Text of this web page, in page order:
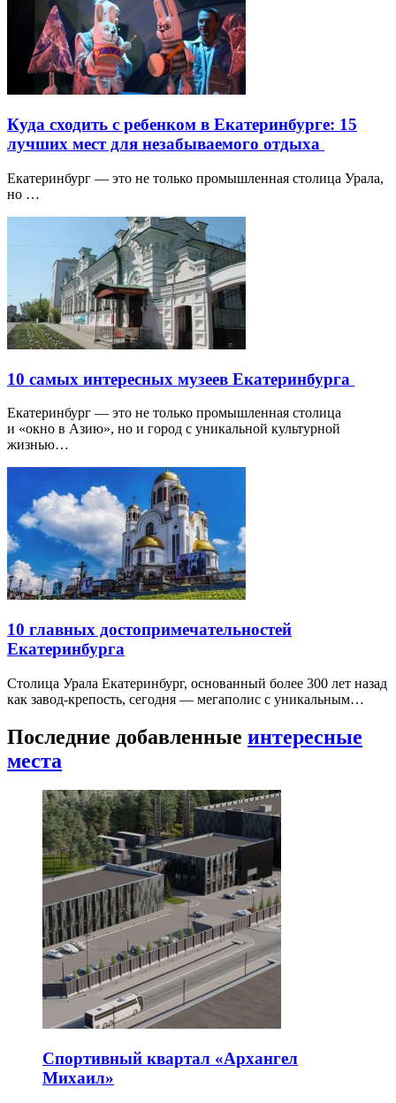
Куда сходить с ребенком в Екатеринбурге: 15
лучших мест для незабываемого отдыха
Екатеринбург — это не только промышленная столица Урала,
но …
10 самых интересных музеев Екатеринбурга
Екатеринбург — это не только промышленная столица
и «окно в Азию», но и город с уникальной культурной
жизнью…
10 главных достопримечательностей
Екатеринбурга
Столица Урала Екатеринбург, основанный более 300 лет назад
как завод-крепость, сегодня — мегаполис с уникальным…
Последние добавленные интересные
места
Спортивный квартал «Архангел
Михаил»